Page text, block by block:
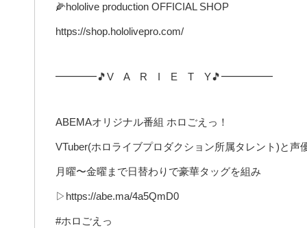
🌽hololive production OFFICIAL SHOP
https://shop.hololivepro.com/
━━━━🎵V A R I E T Y🎵━━━━━
ABEMAオリジナル番組 ホロごえっ！
VTuber(ホロライブプロダクション所属タレント)と声
月曜〜金曜まで日替わりで豪華タッグを組み
▷https://abe.ma/4a5QmD0
#ホロごえっ